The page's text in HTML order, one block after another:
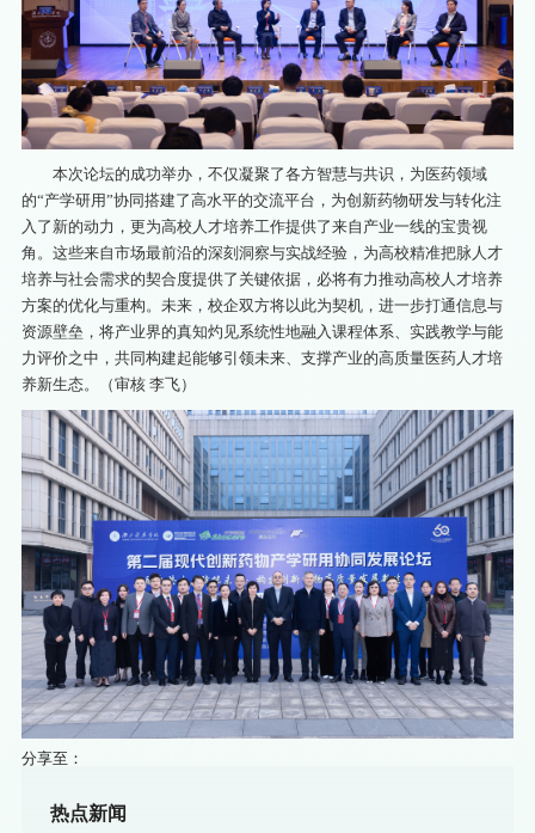
本次论坛的成功举办，不仅凝聚了各方智慧与共识，为医药领域
的“产学研用”协同搭建了高水平的交流平台，为创新药物研发与转化注
入了新的动力，更为高校人才培养工作提供了来自产业一线的宝贵视
角。这些来自市场最前沿的深刻洞察与实战经验，为高校精准把脉人才
培养与社会需求的契合度提供了关键依据，必将有力推动高校人才培养
方案的优化与重构。未来，校企双方将以此为契机，进一步打通信息与
资源壁垒，将产业界的真知灼见系统性地融入课程体系、实践教学与能
力评价之中，共同构建起能够引领未来、支撑产业的高质量医药人才培
养新生态。（审核 李飞）
分享至：
热点新闻